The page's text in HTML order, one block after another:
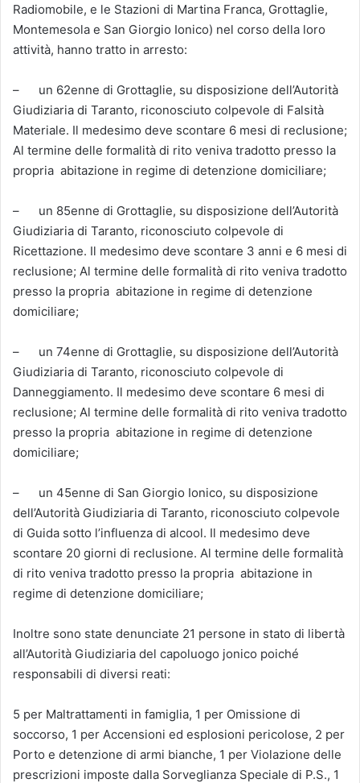
Radiomobile, e le Stazioni di Martina Franca, Grottaglie,
Montemesola e San Giorgio Ionico) nel corso della loro
attività, hanno tratto in arresto:
– un 62enne di Grottaglie, su disposizione dell’Autorità
Giudiziaria di Taranto, riconosciuto colpevole di Falsità
Materiale. Il medesimo deve scontare 6 mesi di reclusione;
Al termine delle formalità di rito veniva tradotto presso la
propria abitazione in regime di detenzione domiciliare;
– un 85enne di Grottaglie, su disposizione dell’Autorità
Giudiziaria di Taranto, riconosciuto colpevole di
Ricettazione. Il medesimo deve scontare 3 anni e 6 mesi di
reclusione; Al termine delle formalità di rito veniva tradotto
presso la propria abitazione in regime di detenzione
domiciliare;
– un 74enne di Grottaglie, su disposizione dell’Autorità
Giudiziaria di Taranto, riconosciuto colpevole di
Danneggiamento. Il medesimo deve scontare 6 mesi di
reclusione; Al termine delle formalità di rito veniva tradotto
presso la propria abitazione in regime di detenzione
domiciliare;
– un 45enne di San Giorgio Ionico, su disposizione
dell’Autorità Giudiziaria di Taranto, riconosciuto colpevole
di Guida sotto l’influenza di alcool. Il medesimo deve
scontare 20 giorni di reclusione. Al termine delle formalità
di rito veniva tradotto presso la propria abitazione in
regime di detenzione domiciliare;
Inoltre sono state denunciate 21 persone in stato di libertà
all’Autorità Giudiziaria del capoluogo jonico poiché
responsabili di diversi reati:
5 per Maltrattamenti in famiglia, 1 per Omissione di
soccorso, 1 per Accensioni ed esplosioni pericolose, 2 per
Porto e detenzione di armi bianche, 1 per Violazione delle
prescrizioni imposte dalla Sorveglianza Speciale di P.S., 1